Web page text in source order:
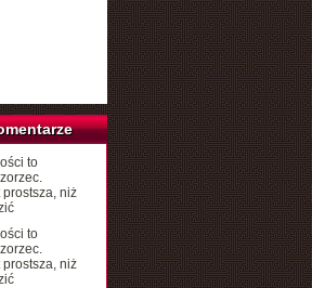
to
prostsza, niż
to
prostsza, niż